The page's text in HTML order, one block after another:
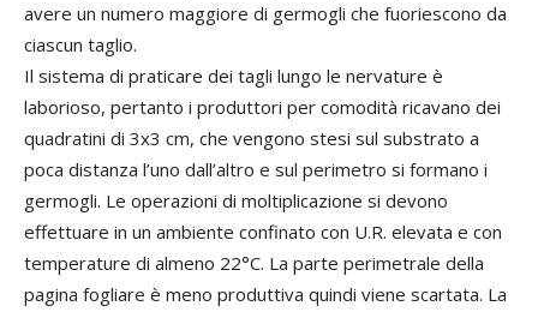
avere un numero maggiore di germogli che fuoriescono da
ciascun taglio.
Il sistema di praticare dei tagli lungo le nervature è
laborioso, pertanto i produttori per comodità ricavano dei
quadratini di 3x3 cm, che vengono stesi sul substrato a
poca distanza l’uno dall’altro e sul perimetro si formano i
germogli. Le operazioni di moltiplicazione si devono
effettuare in un ambiente confinato con U.R. elevata e con
temperature di almeno 22°C. La parte perimetrale della
pagina fogliare è meno produttiva quindi viene scartata. La